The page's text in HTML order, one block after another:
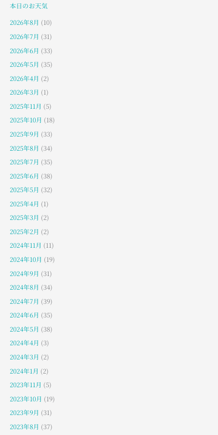
本日のお天気
2026年8月 (10)
2026年7月 (31)
2026年6月 (33)
2026年5月 (35)
2026年4月 (2)
2026年3月 (1)
2025年11月 (5)
2025年10月 (18)
2025年9月 (33)
2025年8月 (34)
2025年7月 (35)
2025年6月 (38)
2025年5月 (32)
2025年4月 (1)
2025年3月 (2)
2025年2月 (2)
2024年11月 (11)
2024年10月 (19)
2024年9月 (31)
2024年8月 (34)
2024年7月 (39)
2024年6月 (35)
2024年5月 (38)
2024年4月 (3)
2024年3月 (2)
2024年1月 (2)
2023年11月 (5)
2023年10月 (19)
2023年9月 (31)
2023年8月 (37)